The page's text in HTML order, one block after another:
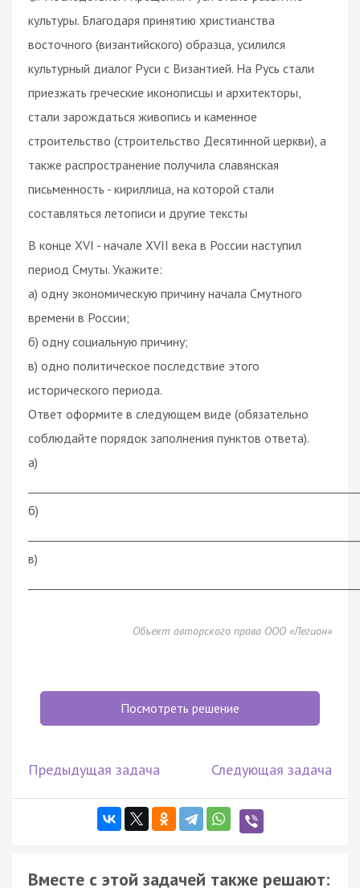
культуры. Благодаря принятию христианства
восточного (византийского) образца, усилился
культурный диалог Руси с Византией. На Русь стали
приезжать греческие иконописцы и архитекторы,
стали зарождаться живопись и каменное
строительство (строительство Десятинной церкви), а
также распространение получила славянская
письменность - кириллица, на которой стали
составляться летописи и другие тексты
В конце XVI - начале XVII века в России наступил
период Смуты. Укажите:
а) одну экономическую причину начала Смутного
времени в России;
б) одну социальную причину;
в) одно политическое последствие этого
исторического периода.
Ответ оформите в следующем виде (обязательно
соблюдайте порядок заполнения пунктов ответа).
а)
б)
в)
Объект авторского права ООО «Легион»
Посмотреть решение
Предыдущая задача Следующая задача
Вместе с этой задачей также решают: